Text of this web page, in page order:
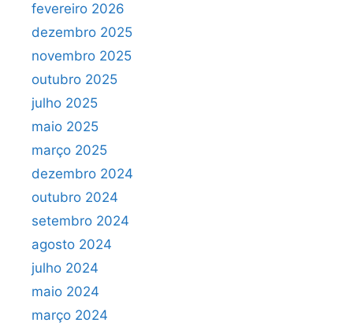
fevereiro 2026
dezembro 2025
novembro 2025
outubro 2025
julho 2025
maio 2025
março 2025
dezembro 2024
outubro 2024
setembro 2024
agosto 2024
julho 2024
maio 2024
março 2024